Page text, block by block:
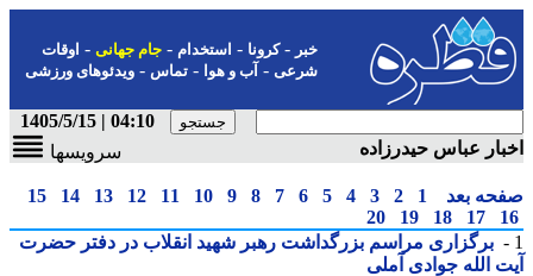
-کرونا-استخدام- جام جهانی-اوقات
شرعی-آب و هوا-تماس-ویدئوهای ورزشی
04:10 | 1405/5/15
عباس حیدرزاده
سرویسها
بعد 1
2
3
4
5
6
7
8
9
10
11
12
13
14
15
17
18
19
20
برگزاری مراسم بزرگداشت رهبر شهید انقلاب در دفتر حضرت
الله جوادی آملی